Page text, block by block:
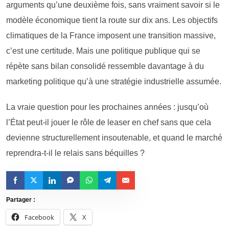
arguments qu’une deuxième fois, sans vraiment savoir si le
modèle économique tient la route sur dix ans. Les objectifs
climatiques de la France imposent une transition massive,
c’est une certitude. Mais une politique publique qui se
répète sans bilan consolidé ressemble davantage à du
marketing politique qu’à une stratégie industrielle assumée.
La vraie question pour les prochaines années : jusqu’où
l’État peut-il jouer le rôle de leaser en chef sans que cela
devienne structurellement insoutenable, et quand le marché
reprendra-t-il le relais sans béquilles ?
Partager :
Facebook X